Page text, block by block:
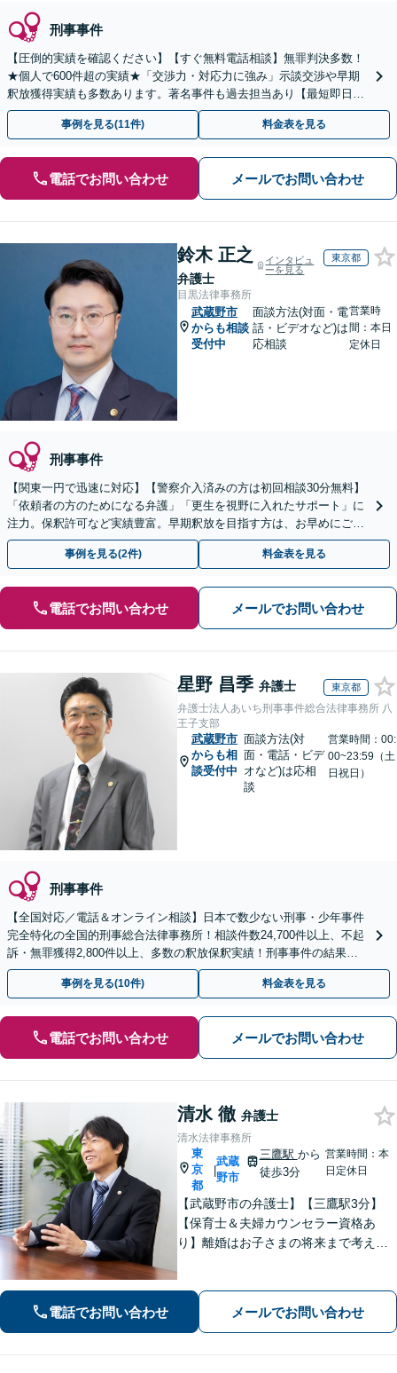
刑事事件
【圧倒的実績を確認ください】【すぐ無料電話相談】無罪判決多数！
★個人で600件超の実績★「交渉力・対応力に強み」示談交渉や早期
釈放獲得実績も多数あります。著名事件も過去担当あり【最短即日接
見】【土日対応可】【メディア出演・掲載多数】
事例を見る(11件) 料金表を見る
電話でお問い合わせ メールでお問い合わせ
鈴木 正之
弁護士
インタビュ
ーを見る
東京都
目黒法律事務所
武蔵野市
からも相談
受付中
面談方法(対面・電
話・ビデオなど)は
応相談
営業時
間：本日
定休日
刑事事件
【関東一円で迅速に対応】【警察介入済みの方は初回相談30分無料】
「依頼者の方のためになる弁護」「更生を視野に入れたサポート」に
注力。保釈許可など実績豊富。早期釈放を目指す方は、お早めにご相
談を！示談交渉もお任せください【夜間・休日対応】
事例を見る(2件) 料金表を見る
電話でお問い合わせ メールでお問い合わせ
星野 昌季 弁護士 東京都
弁護士法人あいち刑事事件総合法律事務所 八
王子支部
武蔵野市
からも相
談受付中
面談方法(対
面・電話・ビデ
オなど)は応相
談
営業時間：00:
00~23:59（土
日祝日）
刑事事件
【全国対応／電話＆オンライン相談】日本で数少ない刑事・少年事件
完全特化の全国的刑事総合法律事務所！相談件数24,700件以上、不起
訴・無罪獲得2,800件以上、多数の釈放保釈実績！刑事事件の結果は
弁護士の腕次第で変わります【初回相談無料】
事例を見る(10件) 料金表を見る
電話でお問い合わせ メールでお問い合わせ
清水 徹 弁護士
清水法律事務所
東
京
都
|
武蔵
野市
三鷹駅 から
徒歩3分
営業時間：本
日定休日
【武蔵野市の弁護士】【三鷹駅3分】
【保育士＆夫婦カウンセラー資格あ
り】離婚はお子さまの将来まで考えた
も引き受けております」【平日夜間相
電話でお問い合わせ メールでお問い合わせ